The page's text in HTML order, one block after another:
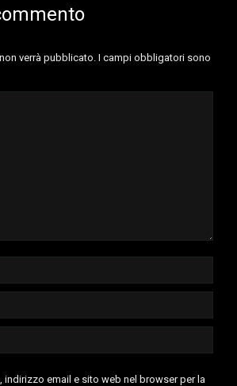
verrà pubblicato. I campi obbligatori sono
indirizzo email e sito web nel browser per la